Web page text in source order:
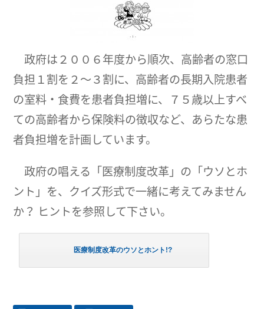
政府は２００６年度から順次、高齢者の窓口
負担１割を２～３割に、高齢者の長期入院患者
の室料・食費を患者負担増に、７５歳以上すべ
ての高齢者から保険料の徴収など、あらたな患
者負担増を計画しています。
政府の唱える「医療制度改革」の「ウソとホ
ント」を、クイズ形式で一緒に考えてみません
か？ ヒントを参照して下さい。
医療制度改革のウソとホント!?